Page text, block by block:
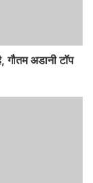
गौतम अडानी टॉप